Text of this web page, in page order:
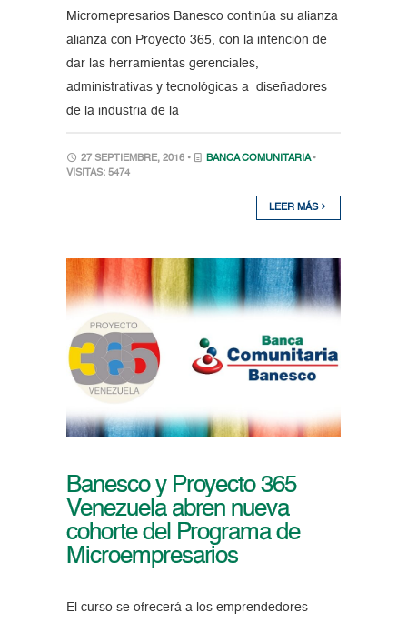
Micromepresarios Banesco continúa su alianza
alianza con Proyecto 365, con la intención de
dar las herramientas gerenciales,
administrativas y tecnológicas a diseñadores
de la industria de la
27 SEPTIEMBRE, 2016 • BANCA COMUNITARIA •
VISITAS: 5474
LEER MÁS
Banesco y Proyecto 365
Venezuela abren nueva
cohorte del Programa de
Microempresarios
El curso se ofrecerá a los emprendedores